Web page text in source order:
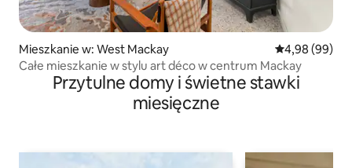
Mieszkanie w: West Mackay Średnia
4,98 (99)
Całe mieszkanie w stylu art déco w centrum Mackay
Przytulne domy i świetne stawki
miesięczne